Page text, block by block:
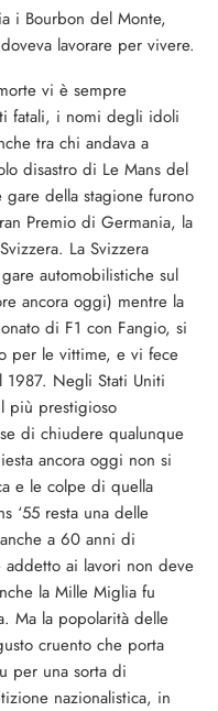
i Bourbon del Monte,
lavorare per vivere.
vi è sempre
fatali, i nomi degli idoli
tra chi andava a
disastro di Le Mans del
della stagione furono
Premio di Germania, la
La Svizzera
automobilistiche sul
ancora oggi) mentre la
di F1 con Fangio, si
per le vittime, e vi fece
Negli Stati Uniti
più prestigioso
di chiudere qualunque
ancora oggi non si
e le colpe di quella
‘55 resta una delle
a 60 anni di
addetto ai lavori non deve
la Mille Miglia fu
Ma la popolarità delle
cruento che porta
per una sorta di
nazionalistica, in